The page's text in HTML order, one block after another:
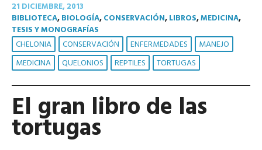
21 DICIEMBRE, 2013
BIBLIOTECA,BIOLOGÍA,CONSERVACIÓN,LIBROS,MEDICINA,
TESIS Y MONOGRAFÍAS
CHELONIA CONSERVACIÓN ENFERMEDADES
MANEJO
MEDICINA
QUELONIOS REPTILES TORTUGAS
El gran libro de las
tortugas